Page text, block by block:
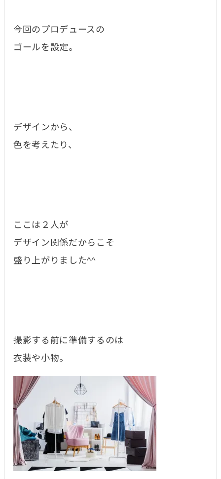
今回のプロデュースの
ゴールを設定。
デザインから、
色を考えたり、
ここは２人が
デザイン関係だからこそ
盛り上がりました^^
撮影する前に準備するのは
衣装や小物。